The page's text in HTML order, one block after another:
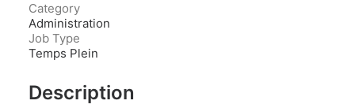
Category
Administration
Job Type
Temps Plein
Description